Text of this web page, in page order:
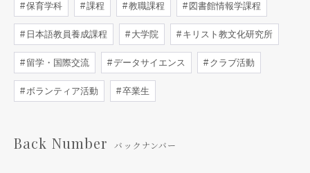
保育学科 課程 教職課程 図書館情報学課程
日本語教員養成課程 大学院 キリスト教文化研究所
留学・国際交流 データサイエンス クラブ活動
ボランティア活動 卒業生
Back Number バックナンバー